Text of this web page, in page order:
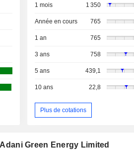
1 mois 1 350
Année en cours 765
1 an 765
3 ans 758
5 ans 439,1
10 ans 22,8
Plus de cotations
Green Energy Limited